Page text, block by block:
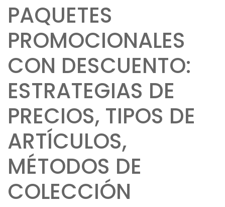
PAQUETES
PROMOCIONALES
CON DESCUENTO:
ESTRATEGIAS DE
PRECIOS, TIPOS DE
ARTÍCULOS,
MÉTODOS DE
COLECCIÓN